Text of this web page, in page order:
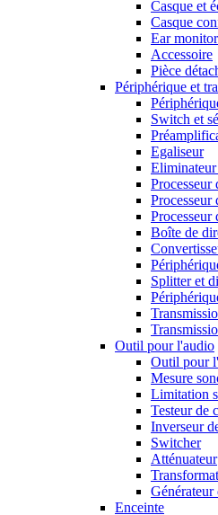
Casque et
Casque
Ear monitor
Accessoire
Pièce
Périphérique et
Switch et
Egaliseur
Eliminateur
Processeur
Processeur
Processeur
Boîte de
Splitter et
Outil pour l'audio
Outil pour
Mesure
Limitation
Testeur de
Inverseur
Switcher
Atténuateur
Générateur
Enceinte